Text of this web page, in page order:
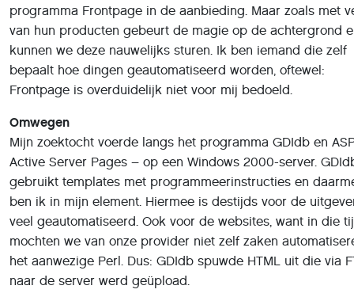
kunnen we deze nauwelijks sturen. Ik ben iemand die zelf
bepaalt hoe dingen geautomatiseerd worden, oftewel:
Frontpage is overduidelijk niet voor mij bedoeld.
Omwegen
Active Server Pages – op een Windows 2000-server.
gebruikt templates met programmeerinstructies en
ben ik in mijn element. Hiermee is destijds voor de
veel geautomatiseerd. Ook voor de websites, want in die
mochten we van onze provider niet zelf zaken
het aanwezige Perl. Dus: GDIdb spuwde HTML uit die via
naar de server werd geüpload.
Net voordat dit systeem te beperkend werd, kregen we